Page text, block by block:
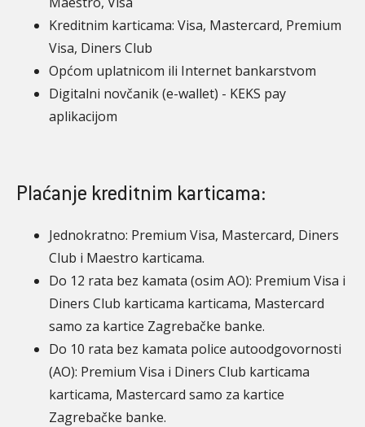
Kreditnim karticama: Visa, Mastercard, Premium
Visa, Diners Club
Općom uplatnicom ili Internet bankarstvom
Digitalni novčanik (e-wallet) - KEKS pay
aplikacijom
Plaćanje kreditnim karticama:
Jednokratno: Premium Visa, Mastercard, Diners
Club i Maestro karticama.
Do 12 rata bez kamata (osim AO): Premium Visa i
Diners Club karticama karticama, Mastercard
samo za kartice Zagrebačke banke.
Do 10 rata bez kamata police autoodgovornosti
(AO): Premium Visa i Diners Club karticama
karticama, Mastercard samo za kartice
Zagrebačke banke.